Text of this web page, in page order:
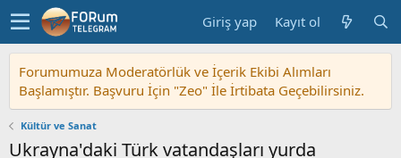
Giriş yap Kayıt ol
Forumumuza Moderatörlük ve İçerik Ekibi Alımları
Başlamıştır. Başvuru İçin "Zeo" İle İrtibata Geçebilirsiniz.
Kültür ve Sanat
Ukrayna'daki Türk vatandaşları yurda